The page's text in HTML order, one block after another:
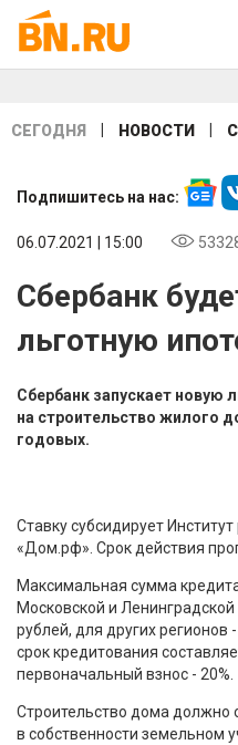
СЕГОДНЯ НОВОСТИ
Подпишитесь на нас:
06.07.2021 | 15:00
Сбербанк
льготную
Сбербанк запускает новую
на строительство жилого
годовых.
Ставку субсидирует
«Дом.рф». Срок действия
Максимальная сумма
Московской и Ленинградской
рублей, для других
срок кредитования
первоначальный взнос - 20%.
Строительство дома
в собственности земельном